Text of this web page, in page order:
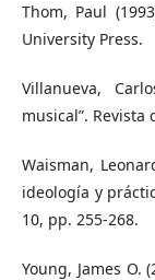
Thom, Paul
University Press.
Villanueva,
musical”. Revista
Waisman,
ideología y
10, pp. 255-268.
Young, James O.